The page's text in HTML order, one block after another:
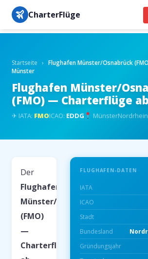
CharterFlüge
Startseite › Flughafen Münster/Osnabrück
Münster
Flughafen Münster/
(FMO) — Charterflüge
✈ IATA: FMOICAO: EDDG Münster
Der
Flughafen
Münster/Osnabrück
(FMO)
—
Charterflüge
FLUGHAFEN-DATEN
IATA
ICAO
Stadt
Bundesland
Gründungsjahr